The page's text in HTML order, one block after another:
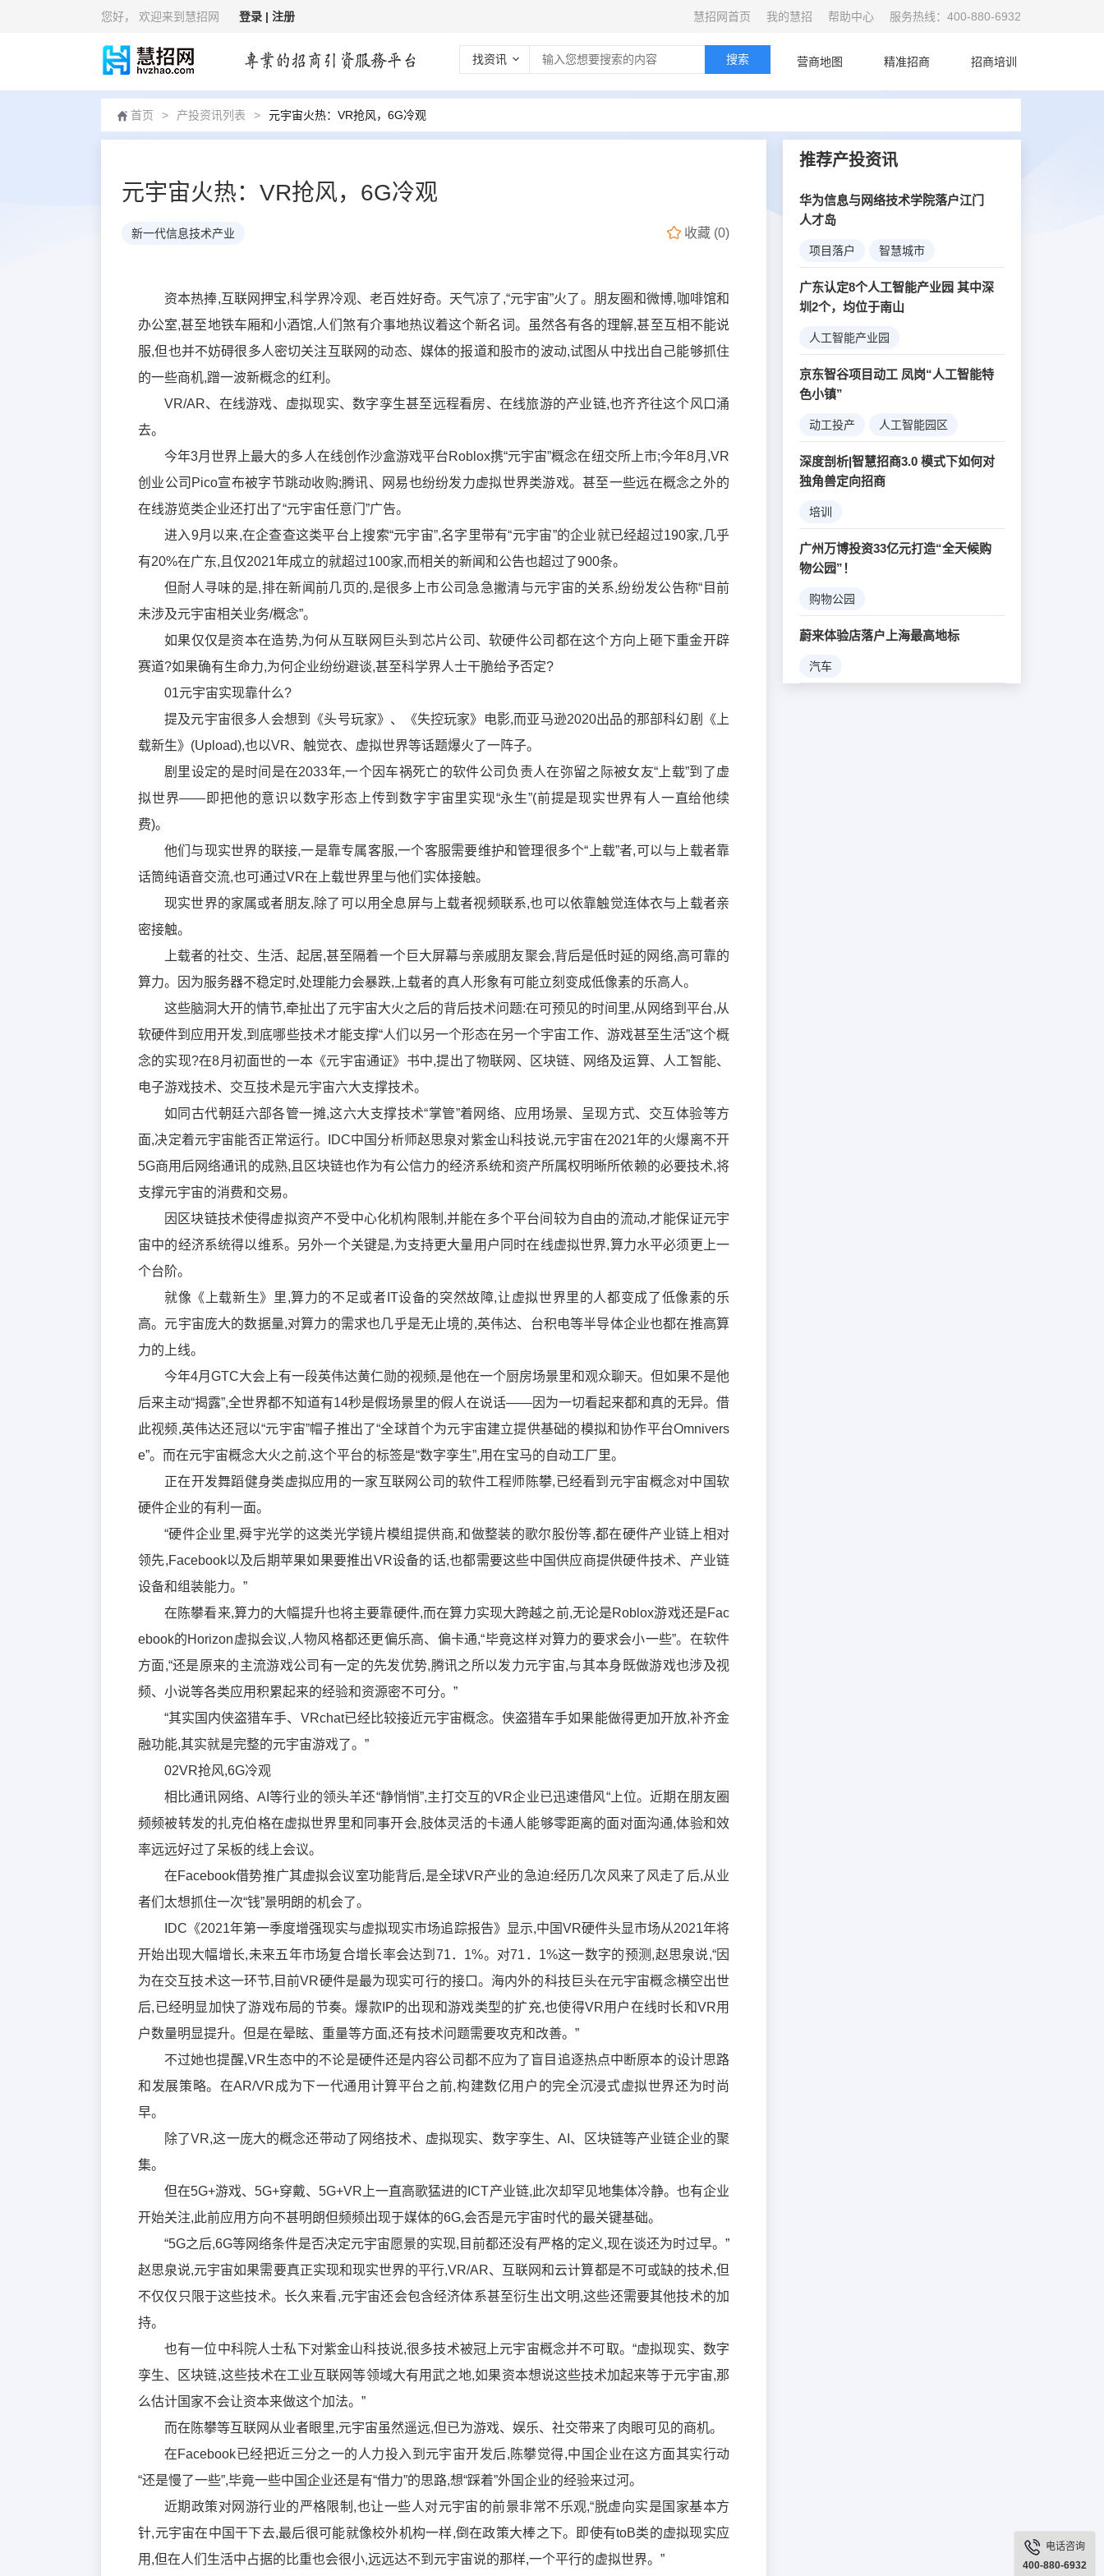
您好， 欢迎来到慧招网 登录 | 注册 慧招网首页 我的慧招 帮助中心 服务热线：400-880-6932
首页 营商地图 精准招商 招商培训
找资讯 搜索
首页 > 产投资讯列表 > 元宇宙火热：VR抢风，6G冷观
元宇宙火热：VR抢风，6G冷观
新一代信息技术产业 收藏 (0)
资本热捧,互联网押宝,科学界冷观、老百姓好奇。天气凉了,“元宇宙”火了。朋友圈和微博,咖啡馆和
办公室,甚至地铁车厢和小酒馆,人们煞有介事地热议着这个新名词。虽然各有各的理解,甚至互相不能说
服,但也并不妨碍很多人密切关注互联网的动态、媒体的报道和股市的波动,试图从中找出自己能够抓住
的一些商机,蹭一波新概念的红利。
VR/AR、在线游戏、虚拟现实、数字孪生甚至远程看房、在线旅游的产业链,也齐齐往这个风口涌
去。
今年3月世界上最大的多人在线创作沙盒游戏平台Roblox携“元宇宙”概念在纽交所上市;今年8月,VR
创业公司Pico宣布被字节跳动收购;腾讯、网易也纷纷发力虚拟世界类游戏。甚至一些远在概念之外的
在线游览类企业还打出了“元宇宙任意门”广告。
进入9月以来,在企查查这类平台上搜索“元宇宙”,名字里带有“元宇宙”的企业就已经超过190家,几乎
有20%在广东,且仅2021年成立的就超过100家,而相关的新闻和公告也超过了900条。
但耐人寻味的是,排在新闻前几页的,是很多上市公司急急撇清与元宇宙的关系,纷纷发公告称“目前
未涉及元宇宙相关业务/概念”。
如果仅仅是资本在造势,为何从互联网巨头到芯片公司、软硬件公司都在这个方向上砸下重金开辟
赛道?如果确有生命力,为何企业纷纷避谈,甚至科学界人士干脆给予否定?
01元宇宙实现靠什么?
提及元宇宙很多人会想到《头号玩家》、《失控玩家》电影,而亚马逊2020出品的那部科幻剧《上
载新生》(Upload),也以VR、触觉衣、虚拟世界等话题爆火了一阵子。
剧里设定的是时间是在2033年,一个因车祸死亡的软件公司负责人在弥留之际被女友“上载”到了虚
拟世界——即把他的意识以数字形态上传到数字宇宙里实现“永生”(前提是现实世界有人一直给他续
费)。
他们与现实世界的联接,一是靠专属客服,一个客服需要维护和管理很多个“上载”者,可以与上载者靠
话筒纯语音交流,也可通过VR在上载世界里与他们实体接触。
现实世界的家属或者朋友,除了可以用全息屏与上载者视频联系,也可以依靠触觉连体衣与上载者亲
密接触。
上载者的社交、生活、起居,甚至隔着一个巨大屏幕与亲戚朋友聚会,背后是低时延的网络,高可靠的
算力。因为服务器不稳定时,处理能力会暴跌,上载者的真人形象有可能立刻变成低像素的乐高人。
这些脑洞大开的情节,牵扯出了元宇宙大火之后的背后技术问题:在可预见的时间里,从网络到平台,从
软硬件到应用开发,到底哪些技术才能支撑“人们以另一个形态在另一个宇宙工作、游戏甚至生活”这个概
念的实现?在8月初面世的一本《元宇宙通证》书中,提出了物联网、区块链、网络及运算、人工智能、
电子游戏技术、交互技术是元宇宙六大支撑技术。
如同古代朝廷六部各管一摊,这六大支撑技术“掌管”着网络、应用场景、呈现方式、交互体验等方
面,决定着元宇宙能否正常运行。IDC中国分析师赵思泉对紫金山科技说,元宇宙在2021年的火爆离不开
5G商用后网络通讯的成熟,且区块链也作为有公信力的经济系统和资产所属权明晰所依赖的必要技术,将
支撑元宇宙的消费和交易。
因区块链技术使得虚拟资产不受中心化机构限制,并能在多个平台间较为自由的流动,才能保证元宇
宙中的经济系统得以维系。另外一个关键是,为支持更大量用户同时在线虚拟世界,算力水平必须更上一
个台阶。
就像《上载新生》里,算力的不足或者IT设备的突然故障,让虚拟世界里的人都变成了低像素的乐
高。元宇宙庞大的数据量,对算力的需求也几乎是无止境的,英伟达、台积电等半导体企业也都在推高算
力的上线。
今年4月GTC大会上有一段英伟达黄仁勋的视频,是他在一个厨房场景里和观众聊天。但如果不是他
后来主动“揭露”,全世界都不知道有14秒是假场景里的假人在说话——因为一切看起来都和真的无异。借
此视频,英伟达还冠以“元宇宙”帽子推出了“全球首个为元宇宙建立提供基础的模拟和协作平台Omnivers
e”。而在元宇宙概念大火之前,这个平台的标签是“数字孪生”,用在宝马的自动工厂里。
正在开发舞蹈健身类虚拟应用的一家互联网公司的软件工程师陈攀,已经看到元宇宙概念对中国软
硬件企业的有利一面。
“硬件企业里,舜宇光学的这类光学镜片模组提供商,和做整装的歌尔股份等,都在硬件产业链上相对
领先,Facebook以及后期苹果如果要推出VR设备的话,也都需要这些中国供应商提供硬件技术、产业链
设备和组装能力。”
在陈攀看来,算力的大幅提升也将主要靠硬件,而在算力实现大跨越之前,无论是Roblox游戏还是Fac
ebook的Horizon虚拟会议,人物风格都还更偏乐高、偏卡通,“毕竟这样对算力的要求会小一些”。在软件
方面,“还是原来的主流游戏公司有一定的先发优势,腾讯之所以发力元宇宙,与其本身既做游戏也涉及视
频、小说等各类应用积累起来的经验和资源密不可分。”
“其实国内侠盗猎车手、VRchat已经比较接近元宇宙概念。侠盗猎车手如果能做得更加开放,补齐金
融功能,其实就是完整的元宇宙游戏了。”
02VR抢风,6G冷观
相比通讯网络、AI等行业的领头羊还“静悄悄”,主打交互的VR企业已迅速借风“上位。近期在朋友圈
频频被转发的扎克伯格在虚拟世界里和同事开会,肢体灵活的卡通人能够零距离的面对面沟通,体验和效
率远远好过了呆板的线上会议。
在Facebook借势推广其虚拟会议室功能背后,是全球VR产业的急迫:经历几次风来了风走了后,从业
者们太想抓住一次“钱”景明朗的机会了。
IDC《2021年第一季度增强现实与虚拟现实市场追踪报告》显示,中国VR硬件头显市场从2021年将
开始出现大幅增长,未来五年市场复合增长率会达到71．1%。对71．1%这一数字的预测,赵思泉说,“因
为在交互技术这一环节,目前VR硬件是最为现实可行的接口。海内外的科技巨头在元宇宙概念横空出世
后,已经明显加快了游戏布局的节奏。爆款IP的出现和游戏类型的扩充,也使得VR用户在线时长和VR用
户数量明显提升。但是在晕眩、重量等方面,还有技术问题需要攻克和改善。”
不过她也提醒,VR生态中的不论是硬件还是内容公司都不应为了盲目追逐热点中断原本的设计思路
和发展策略。在AR/VR成为下一代通用计算平台之前,构建数亿用户的完全沉浸式虚拟世界还为时尚
早。
除了VR,这一庞大的概念还带动了网络技术、虚拟现实、数字孪生、AI、区块链等产业链企业的聚
集。
但在5G+游戏、5G+穿戴、5G+VR上一直高歌猛进的ICT产业链,此次却罕见地集体冷静。也有企业
开始关注,此前应用方向不甚明朗但频频出现于媒体的6G,会否是元宇宙时代的最关键基础。
“5G之后,6G等网络条件是否决定元宇宙愿景的实现,目前都还没有严格的定义,现在谈还为时过早。”
赵思泉说,元宇宙如果需要真正实现和现实世界的平行,VR/AR、互联网和云计算都是不可或缺的技术,但
不仅仅只限于这些技术。长久来看,元宇宙还会包含经济体系甚至衍生出文明,这些还需要其他技术的加
持。
也有一位中科院人士私下对紫金山科技说,很多技术被冠上元宇宙概念并不可取。“虚拟现实、数字
孪生、区块链,这些技术在工业互联网等领域大有用武之地,如果资本想说这些技术加起来等于元宇宙,那
么估计国家不会让资本来做这个加法。”
而在陈攀等互联网从业者眼里,元宇宙虽然遥远,但已为游戏、娱乐、社交带来了肉眼可见的商机。
在Facebook已经把近三分之一的人力投入到元宇宙开发后,陈攀觉得,中国企业在这方面其实行动
“还是慢了一些”,毕竟一些中国企业还是有“借力”的思路,想“踩着”外国企业的经验来过河。
近期政策对网游行业的严格限制,也让一些人对元宇宙的前景非常不乐观,“脱虚向实是国家基本方
针,元宇宙在中国干下去,最后很可能就像校外机构一样,倒在政策大棒之下。即使有toB类的虚拟现实应
用,但在人们生活中占据的比重也会很小,远远达不到元宇宙说的那样,一个平行的虚拟世界。”
推荐产投资讯
华为信息与网络技术学院落户江门
人才岛
项目落户 智慧城市
5G创新
广东认定8个人工智能产业园 其中深
圳2个，均位于南山
人工智能产业园
京东智谷项目动工 凤岗“人工智能特
色小镇”
动工投产 人工智能园区
大数据 机器人
深度剖析|智慧招商3.0 模式下如何对
独角兽定向招商
培训
广州万博投资33亿元打造“全天候购
物公园”！
购物公园
蔚来体验店落户上海最高地标
汽车
电话咨询
400-880-6932